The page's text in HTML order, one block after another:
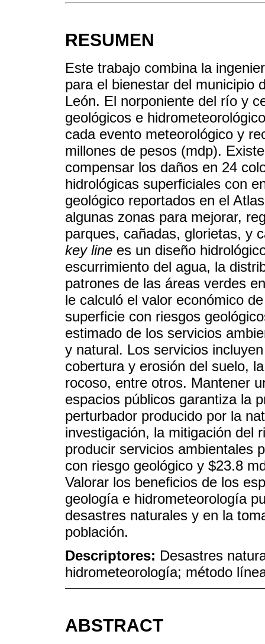
RESUMEN
Este trabajo combina la
para el bienestar del municipio
León. El norponiente del río y
geológicos e
cada evento meteorológico y
millones de pesos (mdp).
compensar los daños en 24
hidrológicas superficiales con
geológico reportados en el
algunas zonas para mejorar,
parques, cañadas, glorietas, y
key line es un diseño
escurrimiento del agua, la
patrones de las áreas verdes
le calculó el valor económico
superficie con riesgos
estimado de los servicios
y natural. Los servicios
cobertura y erosión del suelo,
rocoso, entre otros. Mantener
espacios públicos garantiza la
perturbador producido por la
investigación, la mitigación del
producir servicios ambientales
con riesgo geológico y $23.8
Valorar los beneficios de los
geología e hidrometeorología
desastres naturales y en la
población.
Descriptores: Desastres
hidrometeorología; método
ABSTRACT